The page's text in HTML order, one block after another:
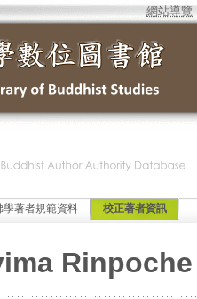
網站導覽
學著者規範資料 校正著者資訊
Rinpoche